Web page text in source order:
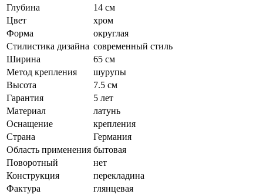
Глубина
14 см
Цвет
хром
Форма
округлая
Стилистика дизайна современный стиль
Ширина
65 см
Метод крепления
шурупы
Высота
7.5 см
Гарантия
5 лет
Материал
латунь
Оснащение
крепления
Страна
Германия
Область применения бытовая
Поворотный
нет
Конструкция
перекладина
Фактура
глянцевая